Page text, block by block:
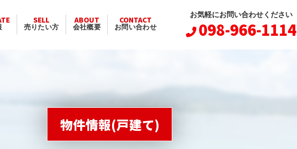
SELL
売りたい方
ABOUT
会社概要
CONTACT
お問い合わせ
お気軽にお問い合わせください
098-966-1114
物件情報(戸建て)